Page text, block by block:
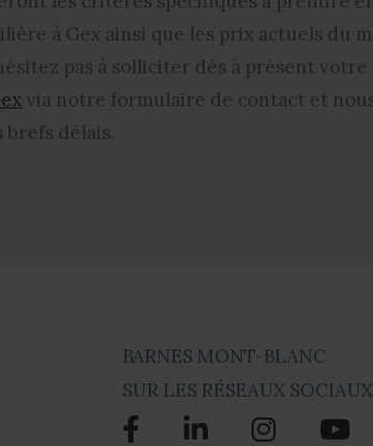
à Gex ainsi que les prix actuels du
pas à solliciter dès à présent votre
via notre formulaire de contact et
délais.
BARNES MONT-BLANC
SUR LES RÉSEAUX SOCIAUX